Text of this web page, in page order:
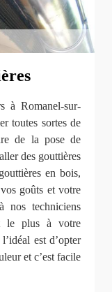
à Romanel-sur-
toutes sortes de
de la pose de
des gouttières
en bois,
goûts et votre
nos techniciens
le plus à votre
est d’opter
et c’est facile